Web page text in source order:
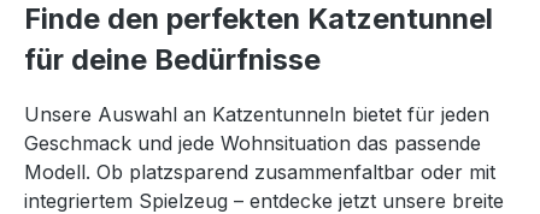
Finde den perfekten Katzentunnel
für deine Bedürfnisse
Unsere Auswahl an Katzentunneln bietet für jeden
Geschmack und jede Wohnsituation das passende
Modell. Ob platzsparend zusammenfaltbar oder mit
integriertem Spielzeug – entdecke jetzt unsere breite